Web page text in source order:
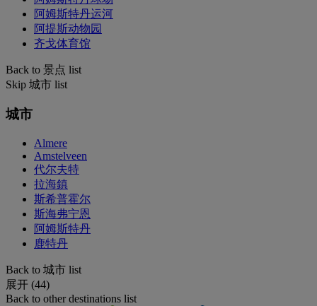
阿姆斯特丹运河
阿提斯动物园
齐戈体育馆
Back to 景点 list
Skip 城市 list
城市
Almere
Amstelveen
代尔夫特
拉海鎮
斯希普霍尔
斯海弗宁恩
阿姆斯特丹
鹿特丹
Back to 城市 list
展开 (44)
Back to other destinations list